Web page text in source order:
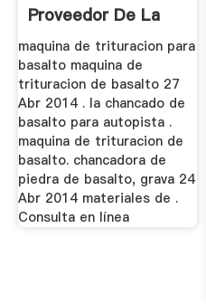
Proveedor De La
Máquina
maquina de trituracion para
basalto maquina de
trituracion de basalto 27
Abr 2014 . la chancado de
basalto para autopista .
maquina de trituracion de
basalto. chancadora de
piedra de basalto, grava 24
Abr 2014 materiales de .
Consulta en línea